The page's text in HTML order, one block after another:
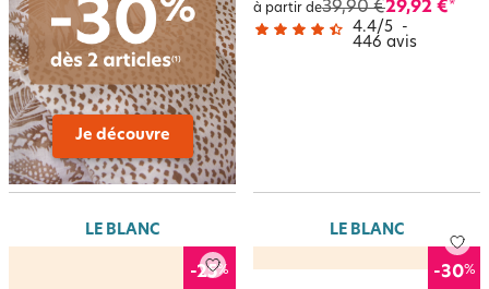
à partir de39,90 €29,92 €*
4.4/5 -
446 avis
LE BLANC
-25%
LE BLANC
-30%
Je découvre